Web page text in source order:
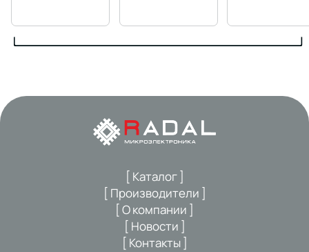
[ Каталог ]
[ Производители ]
[ О компании ]
[ Новости ]
[ Контакты ]